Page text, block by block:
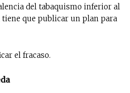
del tabaquismo inferior al
tiene que publicar un plan para
el fracaso.